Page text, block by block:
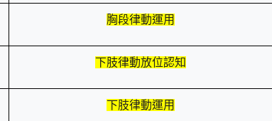
胸段律動運用
下肢律動放位認知
下肢律動運用